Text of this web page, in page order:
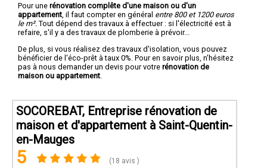
Pour une rénovation complête d'une maison ou d'un
appartement , il faut compter en général entre 800 et 1200 euros
le m². Tout dépend des travaux à effectuer : si l'électricité est à
refaire, s'il y a des travaux de plomberie à prévoir...
De plus, si vous réalisez des travaux d'isolation, vous pouvez
bénéficier de l'éco-prêt à taux 0%. Pour en savoir plus, n'hésitez
pas à nous demander un devis pour votre rénovation de
maison ou appartement
SOCOREBAT, Entreprise rénovation de
maison et d'appartement à Saint-Quentin-
en-Mauges
5 (18 avis )